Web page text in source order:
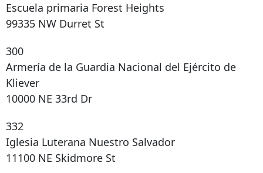
Escuela primaria Forest Heights
99335 NW Durret St
300
Armería de la Guardia Nacional del Ejército de
Kliever
10000 NE 33rd Dr
332
Iglesia Luterana Nuestro Salvador
11100 NE Skidmore St